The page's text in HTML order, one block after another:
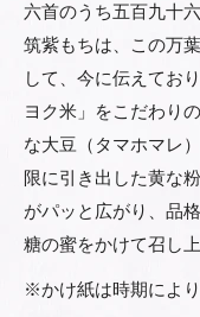
六首のうち五百九十
筑紫もちは、この万
して、今に伝えてお
ヨク米」をこだわり
な大豆（タマホマレ
限に引き出した黄な
がパッと広がり、品
糖の蜜をかけて召し
※かけ紙は時期によ